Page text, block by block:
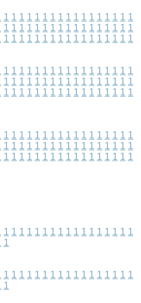
1 1 1 1 1 1 1 1 1 1 1 1 1 1 1 1 1
1 1 1 1 1 1 1 1 1 1 1 1 1 1 1 1 1
1 1 1 1 1 1 1 1 1 1 1 1 1 1 1 1 1
1 1 1 1 1 1 1 1 1 1 1 1 1 1 1 1 1
1 1 1 1 1 1 1 1 1 1 1 1 1 1 1 1 1
1 1 1 1 1 1 1 1 1 1 1 1 1 1 1 1 1
1 1 1 1 1 1 1 1 1 1 1 1 1 1 1 1 1
1 1 1 1 1 1 1 1 1 1 1 1 1 1 1 1 1
1 1 1 1 1 1 1 1 1 1 1 1 1 1 1 1 1
1 1 1 1 1 1 1 1 1 1 1 1 1 1 1 1 1
1
1 1 1 1 1 1 1 1 1 1 1 1 1 1 1 1 1
1